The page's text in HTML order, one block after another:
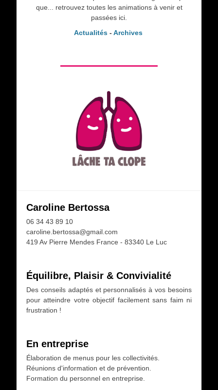
que... retrouvez toutes les animations à venir et
passées ici.
Actualités- Archives
Caroline Bertossa
06 34 43 89 10
caroline.bertossa@gmail.com
419 Av Pierre Mendes France - 83340 Le Luc
Équilibre, Plaisir & Convivialité
Des conseils adaptés et personnalisés à vos besoins
pour atteindre votre objectif facilement sans faim ni
frustration !
En entreprise
Élaboration de menus pour les collectivités.
Réunions d'information et de prévention.
Formation du personnel en entreprise.